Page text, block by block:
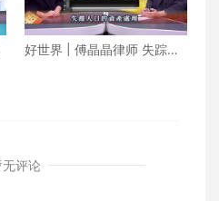
好世界 | 傅晶晶律师 失踪人
无评论